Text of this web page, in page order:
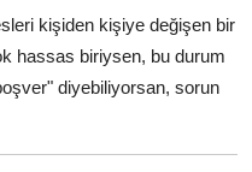
kişiden kişiye değişen bir
hassas biriysen, bu durum
diyebiliyorsan, sorun